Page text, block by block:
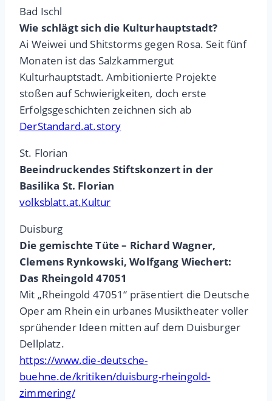
Bad Ischl
Wie schlägt sich die Kulturhauptstadt?
Ai Weiwei und Shitstorms gegen Rosa. Seit fünf
Monaten ist das Salzkammergut
Kulturhauptstadt. Ambitionierte Projekte
stoßen auf Schwierigkeiten, doch erste
Erfolgsgeschichten zeichnen sich ab
DerStandard.at.story
St. Florian
Beeindruckendes Stiftskonzert in der
Basilika St. Florian
volksblatt.at.Kultur
Duisburg
Die gemischte Tüte – Richard Wagner,
Clemens Rynkowski, Wolfgang Wiechert:
Das Rheingold 47051
Mit „Rheingold 47051“ präsentiert die Deutsche
Oper am Rhein ein urbanes Musiktheater voller
sprühender Ideen mitten auf dem Duisburger
Dellplatz.
https://www.die-deutsche-
buehne.de/kritiken/duisburg-rheingold-
zimmering/